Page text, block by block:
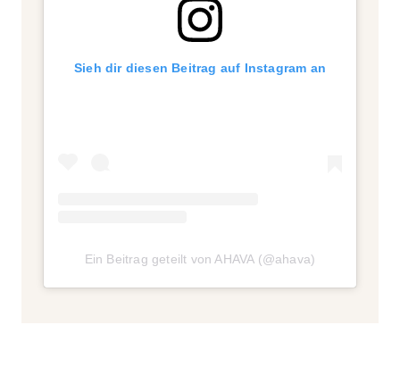
Sieh dir diesen Beitrag auf Instagram an
Ein Beitrag geteilt von AHAVA (@ahava)